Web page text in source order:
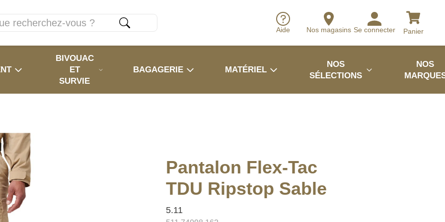
Aide Nos magasins Se connecter Panier
BIVOUAC
ET
SURVIE
BAGAGERIE MATÉRIEL
NOS
SÉLECTIONS
NOS
Pantalon Flex-Tac
TDU Ripstop Sable
5.11